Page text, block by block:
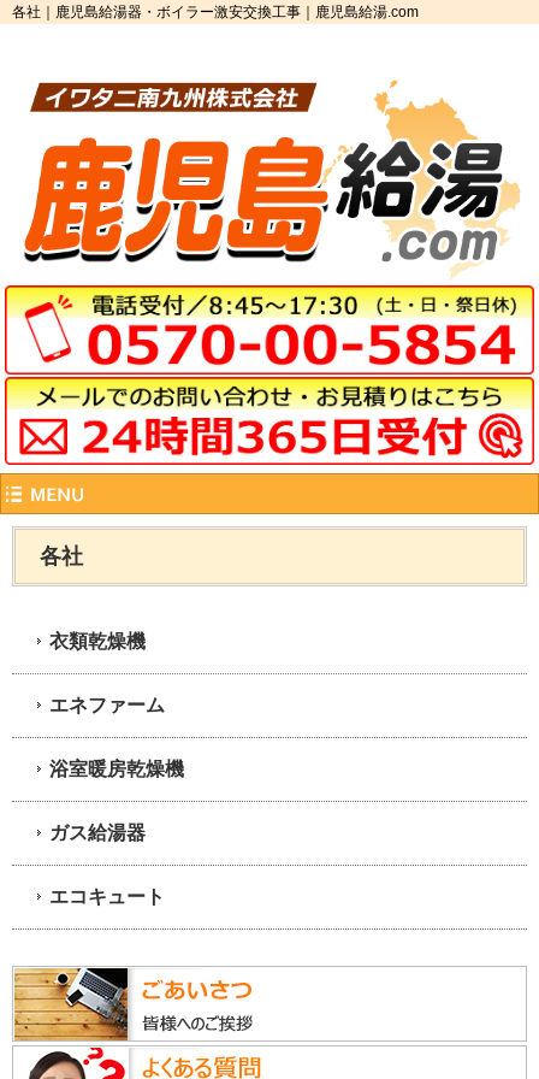
各社｜鹿児島給湯器・ボイラー激安交換工事｜鹿児島給湯.com
各社
衣類乾燥機
エネファーム
浴室暖房乾燥機
ガス給湯器
エコキュート